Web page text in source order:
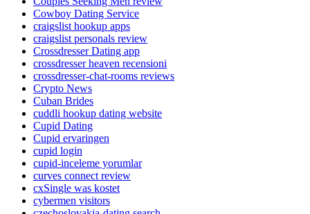
Cowboy Dating Service
craigslist hookup apps
craigslist personals review
Crossdresser Dating app
crossdresser heaven recensioni
crossdresser-chat-rooms reviews
Crypto News
Cuban Brides
cuddli hookup dating website
Cupid Dating
Cupid ervaringen
cupid login
cupid-inceleme yorumlar
curves connect review
cxSingle was kostet
cybermen visitors